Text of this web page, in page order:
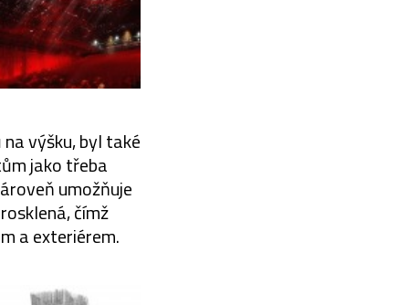
výšku, byl také
jako třeba
umožňuje
čímž
a exteriérem.